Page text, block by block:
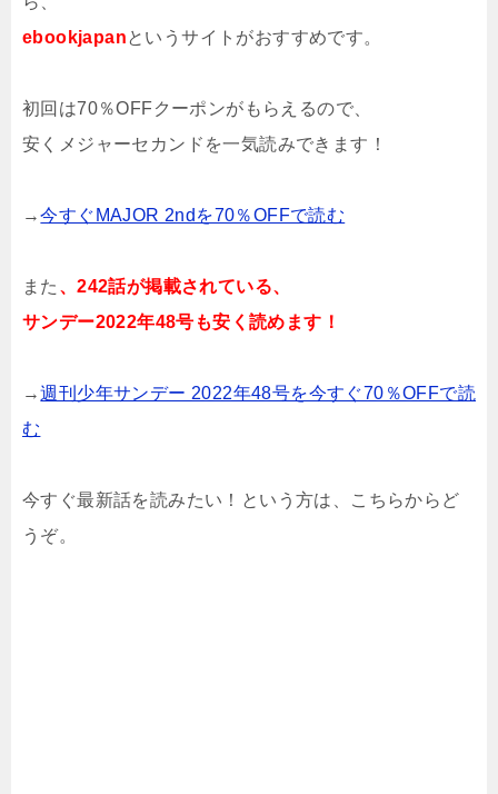
ebookjapanというサイトがおすすめです。
初回は70％OFFクーポンがもらえるので、
安くメジャーセカンドを一気読みできます！
→今すぐMAJOR 2ndを70％OFFで読む
また 、242話が掲載されている、
サンデー2022年48号も安く読めます！
→週刊少年サンデー 2022年48号を今すぐ70％OFFで読
む
今すぐ最新話を読みたい！という方は、こちらからど
うぞ。